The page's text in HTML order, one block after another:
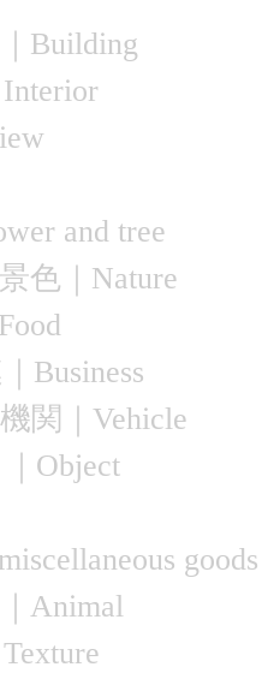
Building
and tree
色｜Nature
Business
関｜Vehicle
Object
goods
Animal